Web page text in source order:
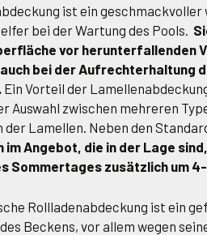
ist ein geschmackvoller
bei der Wartung des Pools.
vor herunterfallenden
bei der Aufrechterhaltung
Ein Vorteil der
Auswahl zwischen mehreren
Lamellen. Neben den
im Angebot, die in der Lage
Sommertages zusätzlich um
Rollladenabdeckung ist ein
Beckens, vor allem wegen